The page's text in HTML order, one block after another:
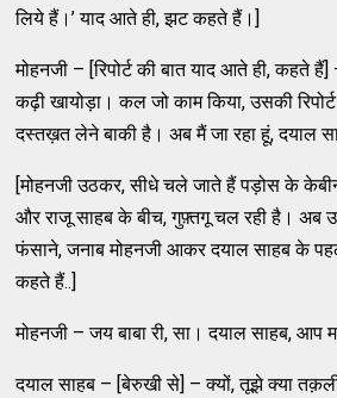
लिये हैं।’ याद आते ही, झट कहते हैं।]
मोहनजी – [रिपोर्ट की बात याद आते ही, कहते हैं]
कढ़ी खायोड़ा। कल जो काम किया, उसकी
दस्तख़त लेने बाकी है। अब मैं जा रहा हूं, दयाल
[मोहनजी उठकर, सीधे चले जाते हैं पड़ोस के
और राजू साहब के बीच, गुफ़्तगू चल रही है। अब
फंसाने, जनाब मोहनजी आकर दयाल साहब के
कहते हैं..]
मोहनजी – जय बाबा री, सा। दयाल साहब, आप
दयाल साहब – [बेरुखी से] – क्यों, तूझे क्या